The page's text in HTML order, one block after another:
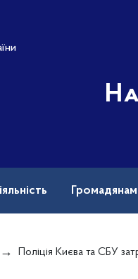
Громадянам
Поліція Києва та СБУ затримали трьох поплічників ворога, які